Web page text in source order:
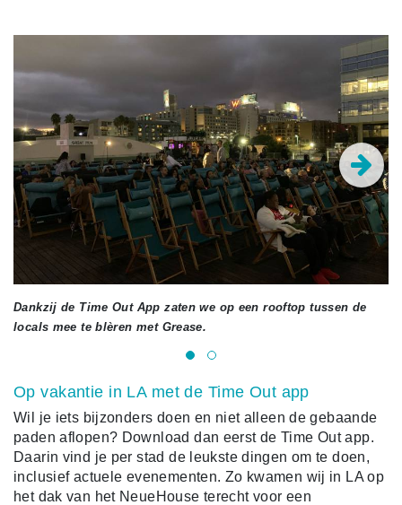
Dankzij de Time Out App zaten we op een rooftop tussen de
locals mee te blèren met Grease.
Op vakantie in LA met de Time Out app
Wil je iets bijzonders doen en niet alleen de gebaande
paden aflopen? Download dan eerst de Time Out app.
Daarin vind je per stad de leukste dingen om te doen,
inclusief actuele evenementen. Zo kwamen wij in LA op
het dak van het NeueHouse terecht voor een